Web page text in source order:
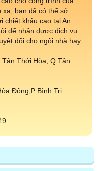
xa, bạn đã có thể sở
chiết khấu cao tại An
để nhận được dịch vụ
đối cho ngôi nhà hay
Tân Thới Hòa, Q.Tân
Đông,P Bình Trị